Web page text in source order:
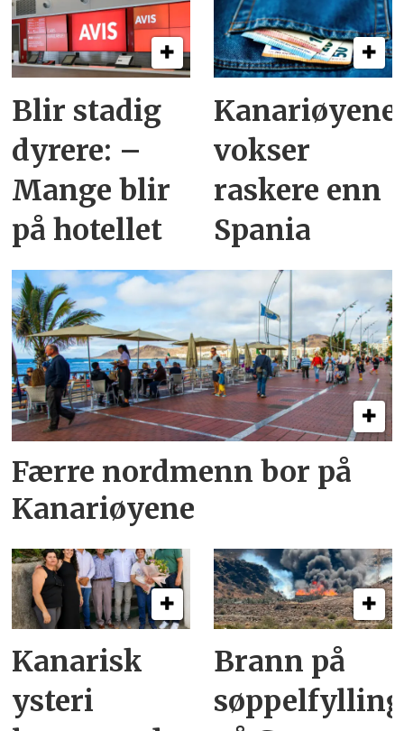
Blir stadig
dyrere: –
Mange blir
på hotellet
Kanariøyene
vokser
raskere enn
Spania
Færre nordmenn bor på
Kanariøyene
Kanarisk
ysteri
Brann på
søppelfylling